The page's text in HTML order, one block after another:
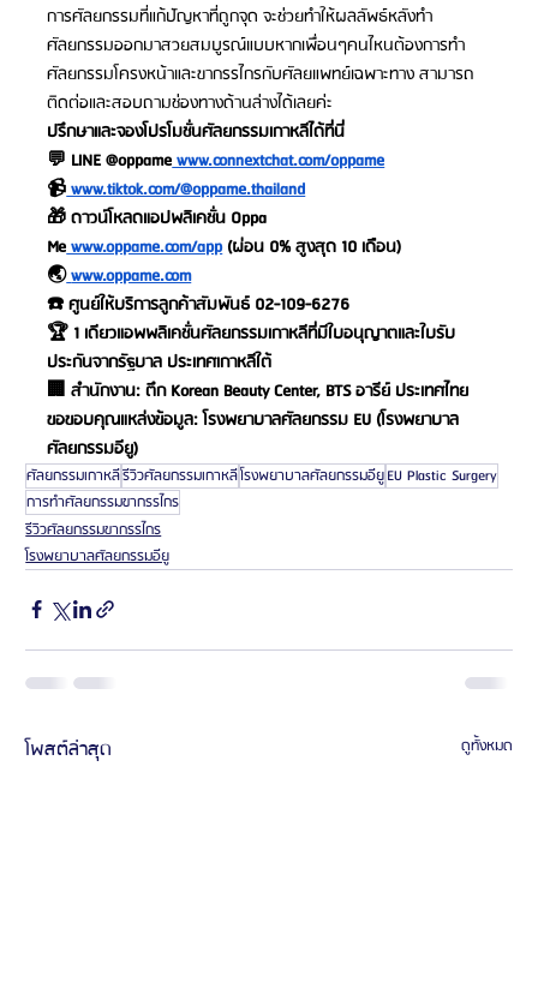
การศัลยกรรมที่แก้ปัญหาที่ถูกจุด จะช่วยทำให้ผลลัพธ์หลังทำ
ศัลยกรรมออกมาสวยสมบูรณ์แบบหากเพื่อนๆคนไหนต้องการทำ
ศัลยกรรมโครงหน้าและขากรรไกรกับศัลยแพทย์เฉพาะทาง สามารถ
ติดต่อและสอบถามช่องทางด้านล่างได้เลยค่ะ
ปรึกษาและจองโปรโมชั่นศัลยกรรมเกาหลีได้ที่นี่
💬 LINE @oppame www.connextchat.com/oppame
📹 www.tiktok.com/@oppame.thailand
🎁 ดาวน์โหลดแอปพลิเคชั่น Oppa
Me www.oppame.com/app (ผ่อน 0% สูงสุด 10 เดือน)
🌏www.oppame.com
☎️ ศูนย์ให้บริการลูกค้าสัมพันธ์ 02-109-6276
🏆 1 เดียวแอพพลิเคชั่นศัลยกรรมเกาหลีที่มีใบอนุญาตและใบรับ
ประกันจากรัฐบาล ประเทศเกาหลีใต้
🏢 สำนักงาน: ตึก Korean Beauty Center, BTS อารีย์ ประเทศไทย
ขอขอบคุณแหล่งข้อมูล: โรงพยาบาลศัลยกรรม EU (โรงพยาบาล
ศัลยกรรมอียู)
ศัลยกรรมเกาหลีรีวิวศัลยกรรมเกาหลีโรงพยาบาลศัลยกรรมอียูEU Plastic Surgery
การทำศัลยกรรมขากรรไกร
รีวิวศัลยกรรมขากรรไกร
โรงพยาบาลศัลยกรรมอียู
โพสต์ล่าสุด ดูทั้งหมด